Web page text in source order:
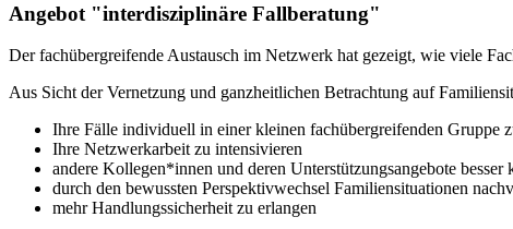
Angebot "interdisziplinäre Fallberatung"
Der fachübergreifende Austausch im Netzwerk hat gezeigt, wie viele
Aus Sicht der Vernetzung und ganzheitlichen Betrachtung auf
Ihre Fälle individuell in einer kleinen fachübergreifenden Gruppe
Ihre Netzwerkarbeit zu intensivieren
andere Kollegen*innen und deren Unterstützungsangebote besser
durch den bewussten Perspektivwechsel Familiensituationen
mehr Handlungssicherheit zu erlangen